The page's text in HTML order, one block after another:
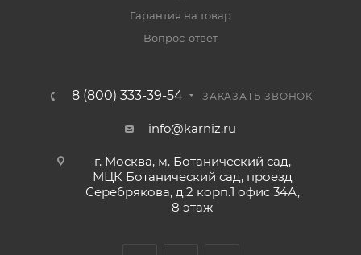
Гарантия на товар
Вопрос-ответ
8 (800) 333-39-54 ЗАКАЗАТЬ ЗВОНОК
info@karniz.ru
г. Москва, м. Ботанический сад,
МЦК Ботанический сад, проезд
Серебрякова, д.2 корп.1 офис 34А,
8 этаж